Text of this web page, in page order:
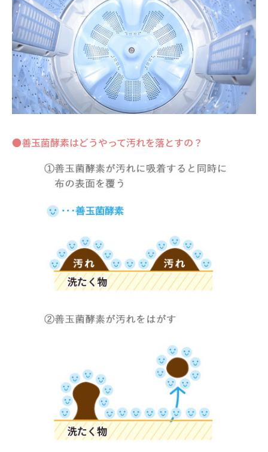
●善玉菌酵素はどうやって汚れを落とすの？